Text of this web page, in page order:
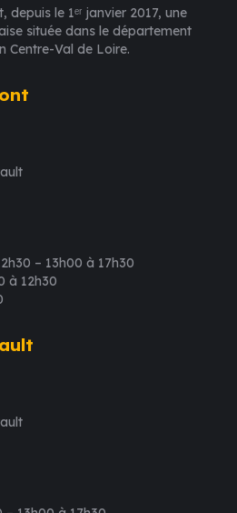
le 1ᵉʳ janvier 2017, une
située dans le département
Centre-Val de Loire.
– 13h00 à 17h30
à 12h30